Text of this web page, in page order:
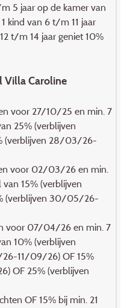
5 jaar op de kamer van
kind van 6 t/m 11 jaar
t/m 14 jaar geniet 10%
Villa Caroline
voor 27/10/25 en min. 7
25% (verblijven
(verblijven 28/03/26-
voor 02/03/26 en min.
15% (verblijven
(verblijven 30/05/26-
voor 07/04/26 en min. 7
10% (verblijven
11/09/26) OF 15%
OF 25% (verblijven
OF 15% bij min. 21